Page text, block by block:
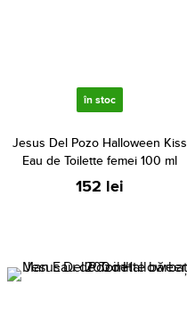
în stoc
Jesus Del Pozo Halloween Kiss
Eau de Toilette femei 100 ml
152 lei